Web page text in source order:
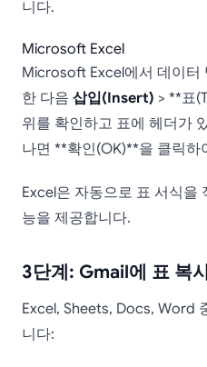
니다.
Microsoft Excel
Microsoft Excel에서 데이터
한 다음 삽입(Insert) > **표
위를 확인하고 표에 헤더가
나면 **확인(OK)**을 클릭하
Excel은 자동으로 표 서식을
능을 제공합니다.
3단계: Gmail에 표 복
Excel, Sheets, Docs, Word
니다: